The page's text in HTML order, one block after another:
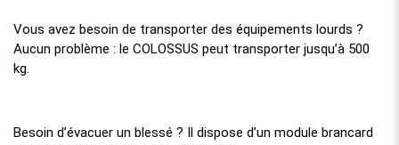
Vous avez besoin de transporter des équipements lourds ?
Aucun problème : le COLOSSUS peut transporter jusqu’à 500
kg.
Besoin d’évacuer un blessé ? Il dispose d’un module brancard